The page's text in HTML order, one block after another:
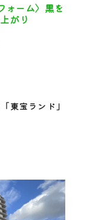
ォーム〉黒を
がり
東宝ランド」